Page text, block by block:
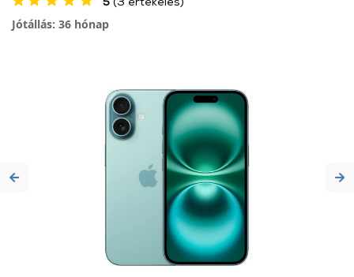
Jótállás: 36 hónap
Previous